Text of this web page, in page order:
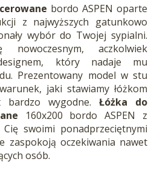
bordo ASPEN oparte
z najwyższych gatunkowo
wybór do Twojej sypialni.
nowoczesnym, aczkolwiek
który nadaje mu
Prezentowany model w stu
jaki stawiamy łóżkom
wygodne. Łóżka
do
160x200 bordo ASPEN z
swoimi ponadprzeciętnymi
zaspokoją oczekiwania nawet
osób.